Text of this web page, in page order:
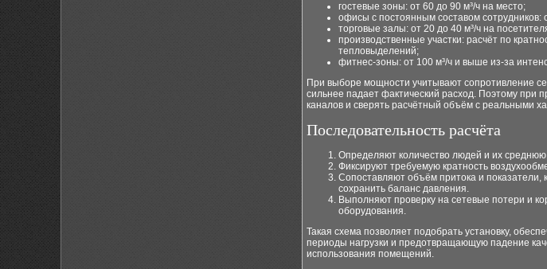
гостевые зоны: от 60 до 90 м³/ч на место;
офисы с постоянным составом сотрудников:
торговые залы: от 20 до 40 м³/ч на
производственные участки: расчёт по
тепловыделений;
фитнес-зоны: от 100 м³/ч и выше из-за
При выборе мощности учитывают сопротивление
сильнее падает фактический расход. Поэтому при
каналов и сверять расчётный объём с реальными
Последовательность расчёта
Определяют количество людей и их среднюю
Фиксируют требуемую кратность
Сопоставляют объём притока и
сохранить баланс давления.
Выполняют проверку на сетевые потери и
оборудования.
Такая схема позволяет подобрать установку,
периоды нагрузки и предотвращающую падение
использования помещений.